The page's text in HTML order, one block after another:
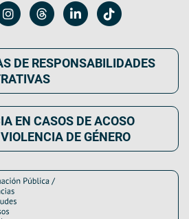
DE RESPONSABILIDADES
EN CASOS DE ACOSO
DE GÉNERO